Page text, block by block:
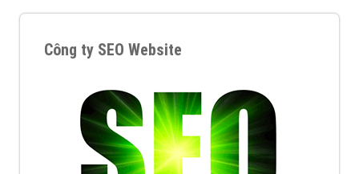
Công ty SEO Website